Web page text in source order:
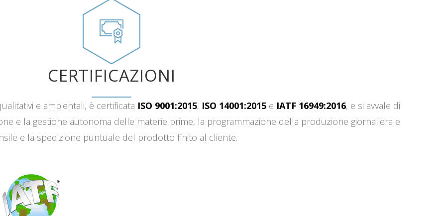
CERTIFICAZIONI
e ambientali, è certificata ISO 9001:2015, ISO 14001:2015 e IATF 16949:2016, e si avvale di
e la gestione autonoma delle materie prime, la programmazione della produzione giornaliera e
e la spedizione puntuale del prodotto finito al cliente.